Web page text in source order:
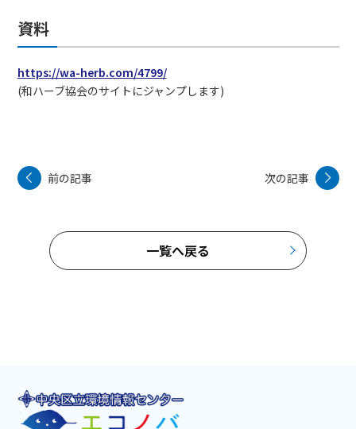
資料
https://wa-herb.com/4799/
(和ハーブ協会のサイトにジャンプします)
前の記事 次の記事
一覧へ戻る